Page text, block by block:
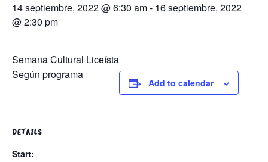
14 septiembre, 2022 @ 6:30 am- 16 septiembre, 2022
@ 2:30 pm
Semana Cultural Liceísta
Según programa
Add to calendar
DETAILS
Start: